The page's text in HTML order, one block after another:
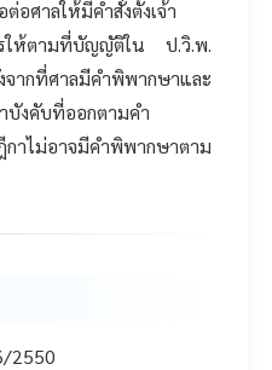
อศาลให้มีคำสั่งตั้งเจ้า
ให้ตามที่บัญญัติใน ป.วิ.พ.
กที่ศาลมีคำพิพากษาและ
บังคับที่ออกตามคำ
ม่อาจมีคำพิพากษาตาม
2550